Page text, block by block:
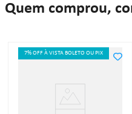
Quem comprou,
7% OFF À VISTA BOLETO OU PIX